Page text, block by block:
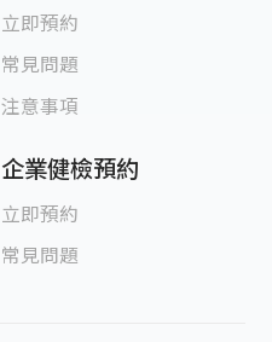
立即預約
常見問題
注意事項
企業健檢預約
立即預約
常見問題